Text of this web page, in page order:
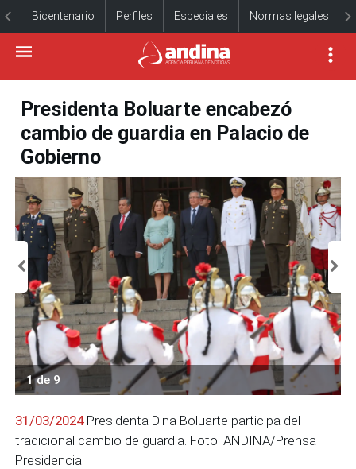
Bicentenario Perfiles Especiales Normas legales
Presidenta Boluarte encabezó
cambio de guardia en Palacio de
Gobierno
1 de 9
31/03/2024Presidenta Dina Boluarte participa del
tradicional cambio de guardia. Foto: ANDINA/Prensa
Presidencia